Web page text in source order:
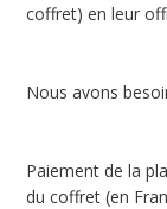
coffret) en leur
Nous avons
Paiement de la
du coffret (en